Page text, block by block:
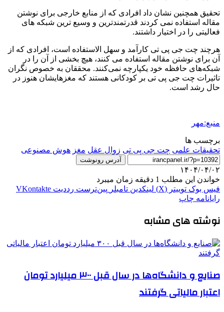
تحقیق همچنین نشان داد افرادی که از منابع خارجی برای نوشتن
مقاله استفاده نمی کردند قدرتمندترین و وسیع ترین شبکه های
فعالیتی را در اختیار داشتند.
هرچند چت جی پی تی کارآمد و سهل الاستفاده است، افرادی که از
آن برای نوشتن مقاله استفاده می کنند، ‌هیچ بخشی از آن را در
شبکه‌های حافظه‌ خود یکپارچه نمی‌کنند. محققان به خصوص نگران
تاثیرات چت جی پی تی بر کودکانی هستند که مغزهایشان هنوز در
حال رشد است.
منبع:مهر
برچسب ها
تحقیقات علمی چت جی پی تی زوال عقل مغز هوش مصنوعی
آدرس رونوشت
۱۴۰۴/۰۴/۰۲
خواندن این مطلب 1 دقیقه زمان میبرد
فیس بوک توییتر (X) لینکدین ‫تامبلر ‫پین‌ترست ‫رددیت ‫VKontakte
رایانامه چاپ
نوشته های مشابه
صنایع و دانشگاه‌ها در سال قبل ۳۰۰ میلیارد تومان
اعتبار مالیاتی گرفتند